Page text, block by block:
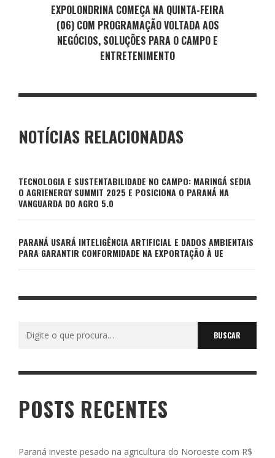
EXPOLONDRINA COMEÇA NA QUINTA-FEIRA
(06) COM PROGRAMAÇÃO VOLTADA AOS
NEGÓCIOS, SOLUÇÕES PARA O CAMPO E
ENTRETENIMENTO
NOTÍCIAS RELACIONADAS
TECNOLOGIA E SUSTENTABILIDADE NO CAMPO: MARINGÁ SEDIA
O AGRIENERGY SUMMIT 2025 E POSICIONA O PARANÁ NA
VANGUARDA DO AGRO 5.0
PARANÁ USARÁ INTELIGÊNCIA ARTIFICIAL E DADOS AMBIENTAIS
PARA GARANTIR CONFORMIDADE NA EXPORTAÇÃO À UE
POSTS RECENTES
Paraná investe pesado na agricultura do Noroeste com R$